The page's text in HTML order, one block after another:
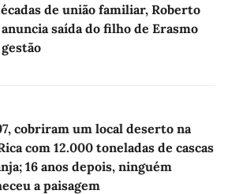
de união familiar, Roberto
saída do filho de Erasmo
cobriram um local deserto na
com 12.000 toneladas de cascas
16 anos depois, ninguém
a paisagem